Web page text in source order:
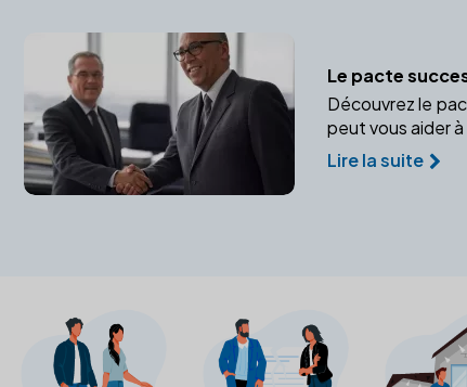
Le pacte
Découvrez le
peut vous aider
Lire la suite